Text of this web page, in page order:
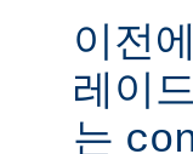
이전
레이
는